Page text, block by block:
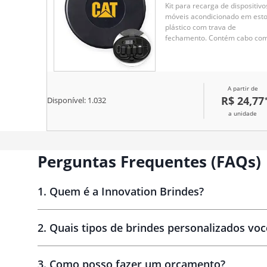
Kit para recarga de
móveis acondicionado em
plástico com trava de
fechamento. Contém cabo
abertura de gaveta de cartão
Disponível: 1.032
A partir de
R$ 24,77*
a unidade
Perguntas Frequentes (FAQs)
1. Quem é a Innovation Brindes?
2. Quais tipos de brindes personalizados
3. Como posso fazer um orçamento?